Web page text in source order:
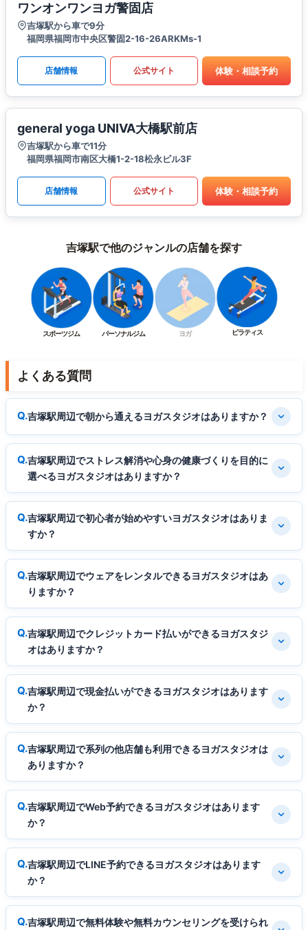
ワンオンワンヨガ警固店
吉塚駅から車で9分
福岡県福岡市中央区警固2-16-26ARKMs-1
店舗情報 公式サイト 体験・相談予約
general yoga UNIVA大橋駅前店
吉塚駅から車で11分
福岡県福岡市南区大橋1-2-18松永ビル3F
店舗情報 公式サイト 体験・相談予約
吉塚駅で他のジャンルの店舗を探す
スポーツジム パーソナルジム ヨガ ピラティス
よくある質問
吉塚駅周辺で朝から通えるヨガスタジオはありますか？
吉塚駅周辺でストレス解消や心身の健康づくりを目的に
選べるヨガスタジオはありますか？
吉塚駅周辺で初心者が始めやすいヨガスタジオはありま
すか？
吉塚駅周辺でウェアをレンタルできるヨガスタジオはあ
りますか？
吉塚駅周辺でクレジットカード払いができるヨガスタジ
オはありますか？
吉塚駅周辺で現金払いができるヨガスタジオはあります
か？
吉塚駅周辺で系列の他店舗も利用できるヨガスタジオは
ありますか？
吉塚駅周辺でWeb予約できるヨガスタジオはあります
か？
吉塚駅周辺でLINE予約できるヨガスタジオはあります
か？
吉塚駅周辺で無料体験や無料カウンセリングを受けられ